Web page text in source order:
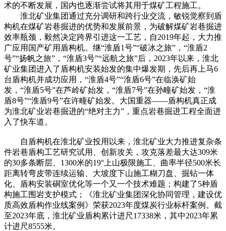
术的不断发展，国内也逐渐尝试将其用于煤矿工程施工。
淮北矿业集团通过充分调研和跨行业交流，敏锐觉察到盾
构机在煤矿岩巷掘进的优势和发展前景，为破解煤矿岩巷掘进
效率瓶颈，毅然决定跨界引进这一工艺，自2019年起，大力推
广应用国产矿用盾构机。继“淮盾1号”“破冰之旅”，“淮盾2
号”“扬帆之旅”，“淮盾3号”“远航之旅”后，2023年以来，淮北
矿业集团进入了盾构机安装始发的集中爆发期，先后再上马6
台盾构机并成功应用，“淮盾4号”“淮盾6号”在临涣矿始
发，“淮盾5号”在芦岭矿始发，“淮盾7号”在孙疃矿始发，“淮
盾8号”“淮盾9号”在许疃矿始发。大国重器——盾构机真正成
为淮北矿业岩巷掘进的“绝对主力”，重点岩巷掘进工程全面进
入了快车道。
自盾构机在淮北矿业投用以来，淮北矿业大力推进复杂条
件岩巷盾构工艺研究试用、创新攻关，攻克落差最大达309米
的30多条断层、1300米的19°上山极限施工、曲率半径500米长
距离转弯皮带连续运输、大坡度下山施工糊刀盘、掘钻一体
化、盾构安装硐室优化等一个又一个技术难题；构建了5种盾
构施工围岩支护模式；《淮北矿业集团深化协同管理，建设优
质高效盾构作业线案例》荣获2023年度煤炭行业标杆案例。截
至2023年底，淮北矿业盾构累计进尺17338米，其中2023年累
计进尺8555米。